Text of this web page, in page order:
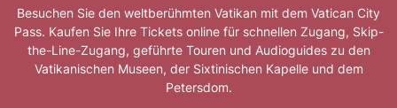
Besuchen Sie den weltberühmten Vatikan mit dem Vatican City
Pass. Kaufen Sie Ihre Tickets online für schnellen Zugang, Skip-
the-Line-Zugang, geführte Touren und Audioguides zu den
Vatikanischen Museen, der Sixtinischen Kapelle und dem
Petersdom.